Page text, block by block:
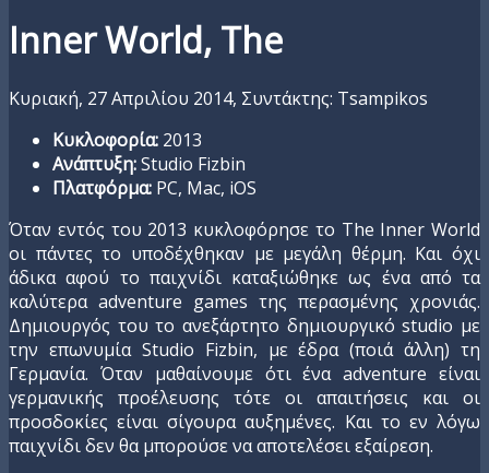
Inner World, The
Κυριακή, 27 Απριλίου 2014, Συντάκτης: Tsampikos
Κυκλοφορία: 2013
Ανάπτυξη:Studio Fizbin
Πλατφόρμα: PC, Mac, iOS
Όταν εντός του 2013 κυκλοφόρησε το The Inner World
oι πάντες το υποδέχθηκαν με μεγάλη θέρμη. Και όχι
άδικα αφού το παιχνίδι καταξιώθηκε ως ένα από τα
καλύτερα adventure games της περασμένης χρονιάς.
Δημιουργός του το ανεξάρτητο δημιουργικό studio με
την επωνυμία Studio Fizbin, με έδρα (ποιά άλλη) τη
Γερμανία. Όταν μαθαίνουμε ότι ένα adventure είναι
γερμανικής προέλευσης τότε οι απαιτήσεις και οι
προσδοκίες είναι σίγουρα αυξημένες. Και το εν λόγω
παιχνίδι δεν θα μπορούσε να αποτελέσει εξαίρεση.